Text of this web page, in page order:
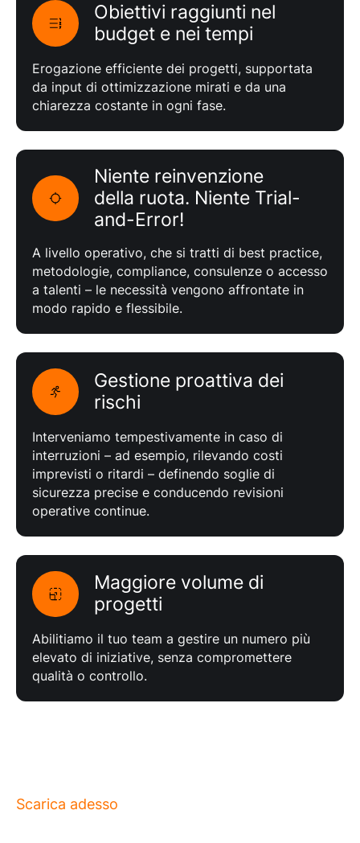
Obiettivi raggiunti nel
budget e nei tempi
Erogazione efficiente dei progetti, supportata
da input di ottimizzazione mirati e da una
chiarezza costante in ogni fase.
Niente reinvenzione
della ruota. Niente Trial-
and-Error!
A livello operativo, che si tratti di best practice,
metodologie, compliance, consulenze o accesso
a talenti – le necessità vengono affrontate in
modo rapido e flessibile.
Gestione proattiva dei
rischi
Interveniamo tempestivamente in caso di
interruzioni – ad esempio, rilevando costi
imprevisti o ritardi – definendo soglie di
sicurezza precise e conducendo revisioni
operative continue.
Maggiore volume di
progetti
Abilitiamo il tuo team a gestire un numero più
elevato di iniziative, senza compromettere
qualità o controllo.
Scarica adesso